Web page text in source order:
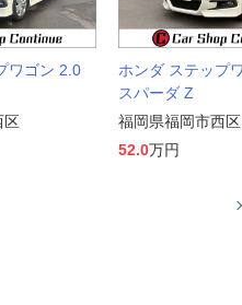
ワゴン 2.0
区
ホンダ ステップ
スパーダ Z
福岡県福岡市西区
52.0万円